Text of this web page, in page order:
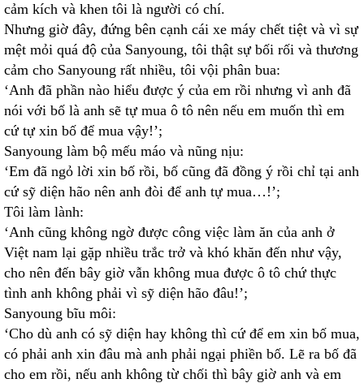
cảm kích và khen tôi là người có chí.
Nhưng giờ đây, đứng bên cạnh cái xe máy chết tiệt và vì sự
mệt mỏi quá độ của Sanyoung, tôi thật sự bối rối và thương
cảm cho Sanyoung rất nhiều, tôi vội phân bua:
‘Anh đã phần nào hiểu được ý của em rồi nhưng vì anh đã
nói với bố là anh sẽ tự mua ô tô nên nếu em muốn thì em
cứ tự xin bố để mua vậy!’;
Sanyoung làm bộ mếu máo và nũng nịu:
‘Em đã ngỏ lời xin bố rồi, bố cũng đã đồng ý rồi chỉ tại anh
cứ sỹ diện hão nên anh đòi để anh tự mua…!’;
Tôi làm lành:
‘Anh cũng không ngờ được công việc làm ăn của anh ở
Việt nam lại gặp nhiều trắc trở và khó khăn đến như vậy,
cho nên đến bây giờ vẫn không mua được ô tô chứ thực
tình anh không phải vì sỹ diện hão đâu!’;
Sanyoung bĩu môi:
‘Cho dù anh có sỹ diện hay không thì cứ để em xin bố mua,
có phải anh xin đâu mà anh phải ngại phiền bố. Lẽ ra bố đã
cho em rồi, nếu anh không từ chối thì bây giờ anh và em